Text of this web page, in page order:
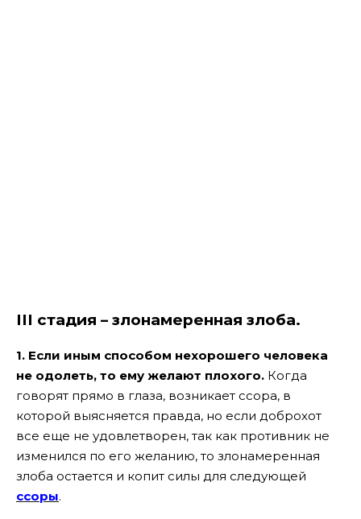
III стадия – злонамеренная злоба.
1. Если иным способом нехорошего человека
не одолеть, то ему желают плохого. Когда
говорят прямо в глаза, возникает ссора, в
которой выясняется правда, но если доброхот
все еще не удовлетворен, так как противник не
изменился по его желанию, то злонамеренная
злоба остается и копит силы для следующей
ссоры.